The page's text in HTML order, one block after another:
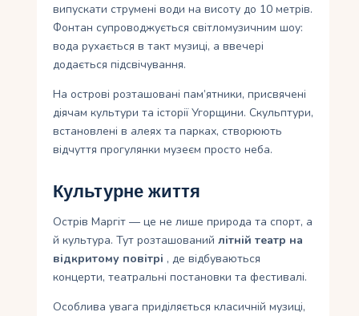
випускати струмені води на висоту до 10 метрів.
Фонтан супроводжується світломузичним шоу:
вода рухається в такт музиці, а ввечері
додається підсвічування.
На острові розташовані пам’ятники, присвячені
діячам культури та історії Угорщини. Скульптури,
встановлені в алеях та парках, створюють
відчуття прогулянки музеєм просто неба.
Культурне життя
Острів Маргіт — це не лише природа та спорт, а
й культура. Тут розташованийлітній театр на
відкритому повітрі , де відбуваються
концерти, театральні постановки та фестивалі.
Особлива увага приділяється класичній музиці,